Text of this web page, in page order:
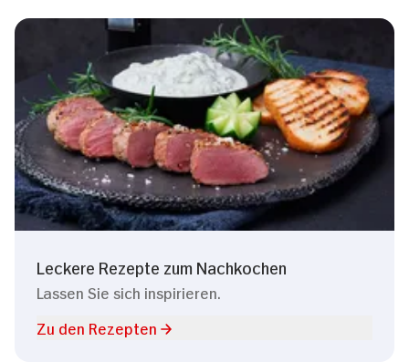
Leckere Rezepte zum Nachkochen
Lassen Sie sich inspirieren.
Zu den Rezepten